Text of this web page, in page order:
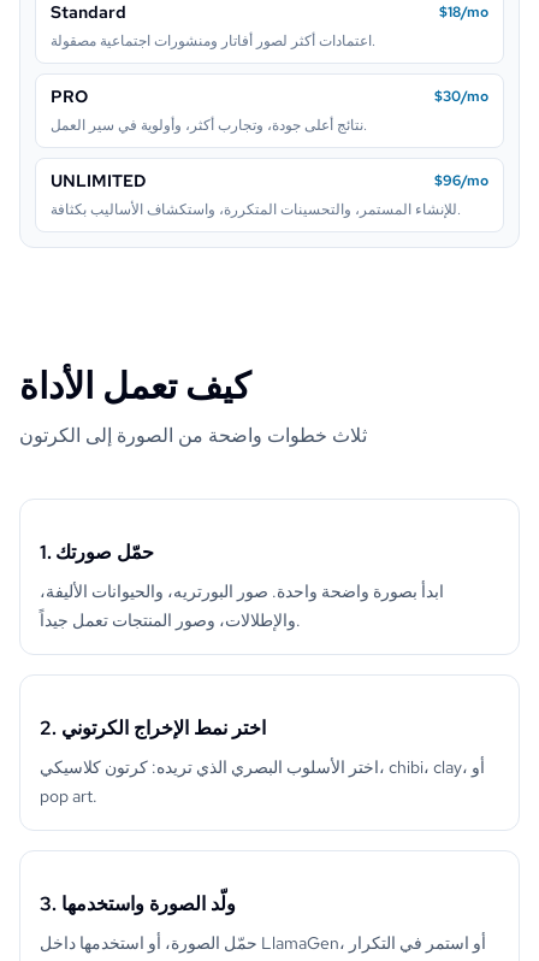
Standard
$18/mo
اعتمادات أكثر لصور أفاتار ومنشورات اجتماعية مصقولة.
PRO
$30/mo
نتائج أعلى جودة، وتجارب أكثر، وأولوية في سير العمل.
UNLIMITED
$96/mo
للإنشاء المستمر، والتحسينات المتكررة، واستكشاف الأساليب بكثافة.
كيف تعمل الأداة
ثلاث خطوات واضحة من الصورة إلى الكرتون
1. حمّل صورتك
ابدأ بصورة واضحة واحدة. صور البورتريه، والحيوانات الأليفة،
والإطلالات، وصور المنتجات تعمل جيداً.
2. اختر نمط الإخراج الكرتوني
اختر الأسلوب البصري الذي تريده: كرتون كلاسيكي، chibi، clay، أو
pop art.
3. ولّد الصورة واستخدمها
حمّل الصورة، أو استخدمها داخل LlamaGen، أو استمر في التكرار